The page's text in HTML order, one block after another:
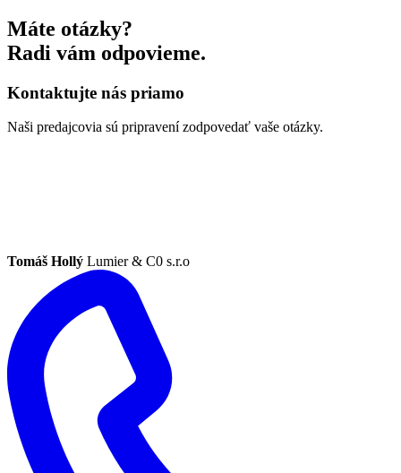
Máte otázky?
Radi vám odpovieme.
Kontaktujte nás priamo
Naši predajcovia sú pripravení zodpovedať vaše otázky.
Tomáš Hollý Lumier & C0 s.r.o